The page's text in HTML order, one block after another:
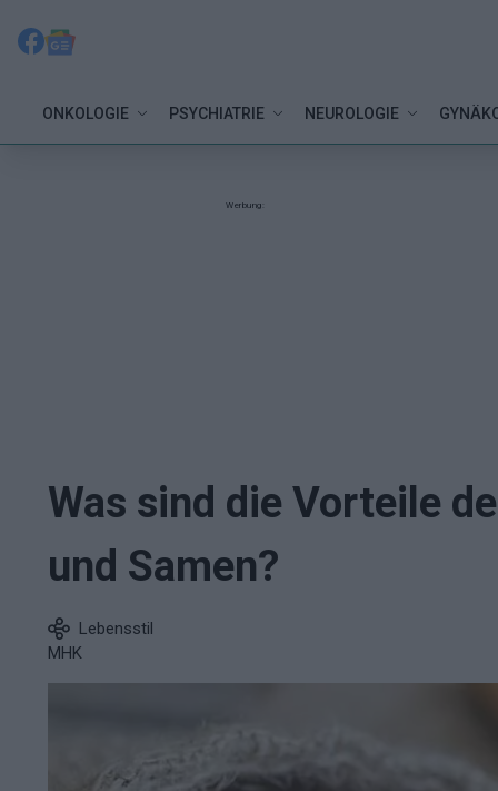
ONKOLOGIE PSYCHIATRIE NEUROLOGIE
Werbung:
Was sind die Vorteile
und Samen?
Lebensstil
MHK